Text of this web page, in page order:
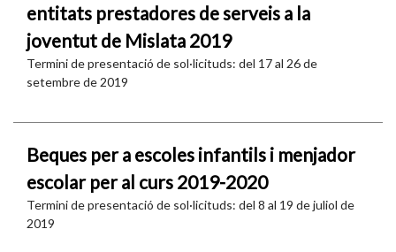
entitats prestadores de serveis a la
joventut de Mislata 2019
Termini de presentació de sol·licituds: del 17 al 26 de
setembre de 2019
Beques per a escoles infantils i menjador
escolar per al curs 2019-2020
Termini de presentació de sol·licituds: del 8 al 19 de juliol de
2019